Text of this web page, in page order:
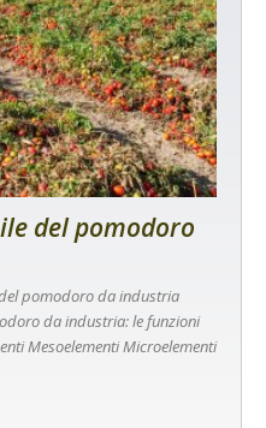
del pomodoro
pomodoro da industria
da industria: le funzioni
Mesoelementi Microelementi